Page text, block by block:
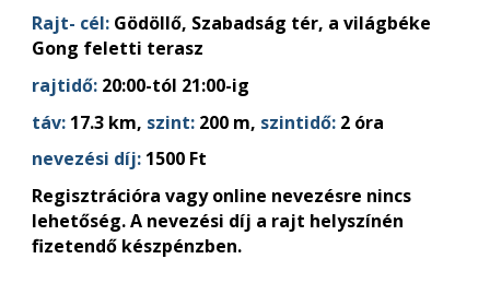
Rajt- cél: Gödöllő, Szabadság tér, a világbéke
Gong feletti terasz
rajtidő: 20:00-tól 21:00-ig
táv: 17.3 km, szint: 200 m, szintidő: 2 óra
nevezési díj: 1500 Ft
Regisztrációra vagy online nevezésre nincs
lehetőség. A nevezési díj a rajt helyszínén
fizetendő készpénzben.